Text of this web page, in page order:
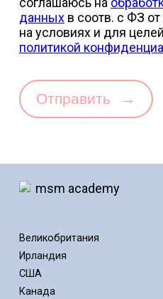
данныхв соотв. с ФЗ
на условиях и для
политикой
Отправить →
Великобритания
Ирландия
США
Канада